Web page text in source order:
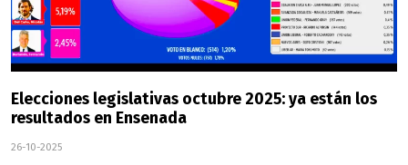
Elecciones legislativas octubre 2025: ya están los
resultados en Ensenada
26-10-2025